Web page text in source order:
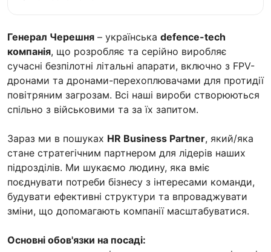
Генерал Черешня – українська defence-tech
компанія, що розробляє та серійно виробляє
сучасні безпілотні літальні апарати, включно з FPV-
дронами та дронами-перехоплювачами для протидії
повітряним загрозам. Всі наші вироби створюються
спільно з військовими та за їх запитом.
Зараз ми в пошуках HR Business Partner, який/яка
стане стратегічним партнером для лідерів наших
підрозділів. Ми шукаємо людину, яка вміє
поєднувати потреби бізнесу з інтересами команди,
будувати ефективні структури та впроваджувати
зміни, що допомагають компанії масштабуватися.
Основні обов'язки на посаді: